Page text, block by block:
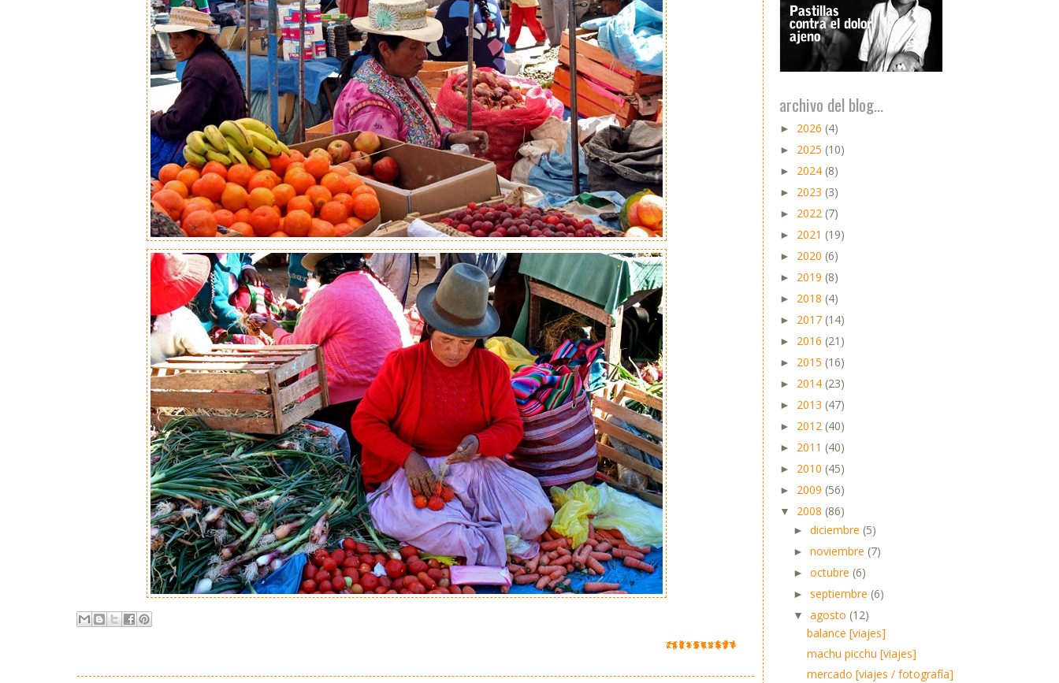
archivo del blog...
► 2026 (4)
► 2025 (10)
► 2024 (8)
► 2023 (3)
► 2022 (7)
► 2021 (19)
► 2020 (6)
► 2019 (8)
► 2018 (4)
► 2017 (14)
► 2016 (21)
► 2015 (16)
► 2014 (23)
► 2013 (47)
► 2012 (40)
► 2011 (40)
► 2010 (45)
► 2009 (56)
▼ 2008 (86)
► diciembre (5)
► noviembre (7)
► octubre (6)
► septiembre (6)
▼ agosto (12)
balance [viajes]
machu picchu [viajes]
mercado [viajes / fotografía]